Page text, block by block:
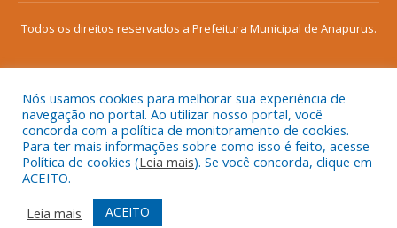
Todos os direitos reservados a Prefeitura Municipal de Anapurus.
Mapa do Site
Acessar Área Administrativa
Acessar o Webmail
Nós usamos cookies para melhorar sua experiência de
navegação no portal. Ao utilizar nosso portal, você
concorda com a política de monitoramento de cookies.
Para ter mais informações sobre como isso é feito, acesse
Política de cookies (Leia mais). Se você concorda, clique em
ACEITO.
Leia mais
ACEITO